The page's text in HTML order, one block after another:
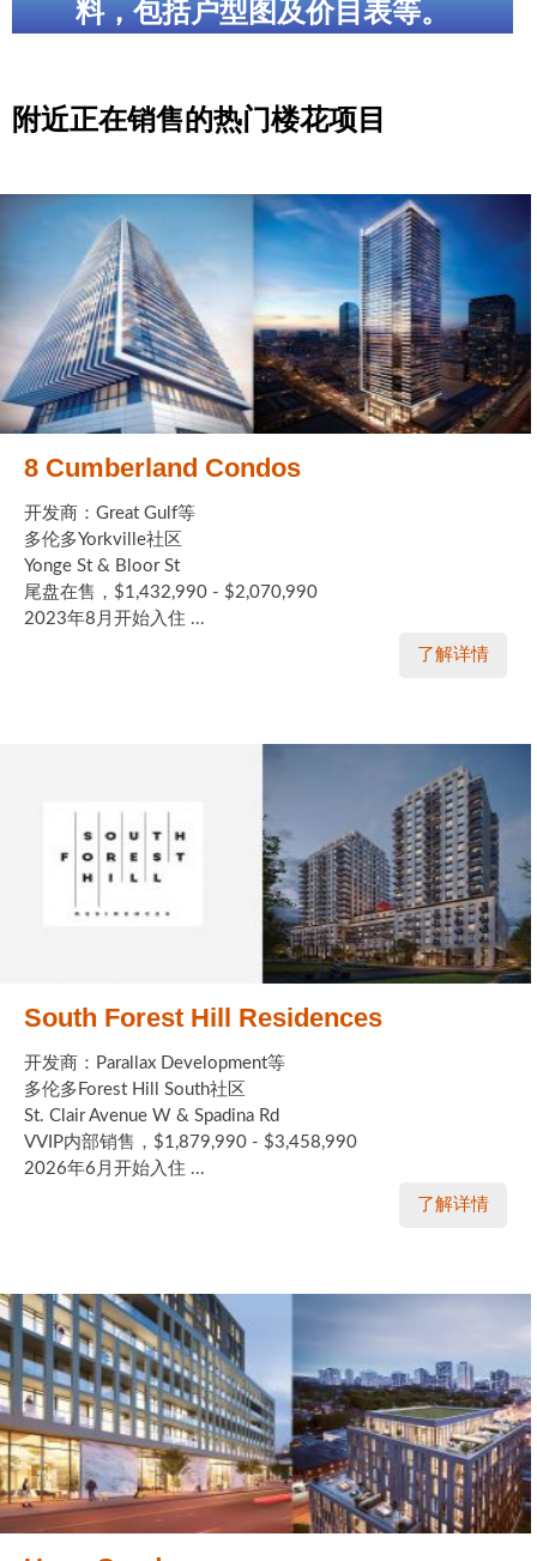
料，包括户型图及价目表等。
附近正在销售的热门楼花项目
8 Cumberland Condos
开发商：Great Gulf等
多伦多Yorkville社区
Yonge St & Bloor St
尾盘在售，$1,432,990 - $2,070,990
2023年8月开始入住 ...
了解详情
South Forest Hill Residences
开发商：Parallax Development等
多伦多Forest Hill South社区
St. Clair Avenue W & Spadina Rd
VVIP内部销售，$1,879,990 - $3,458,990
2026年6月开始入住 ...
了解详情